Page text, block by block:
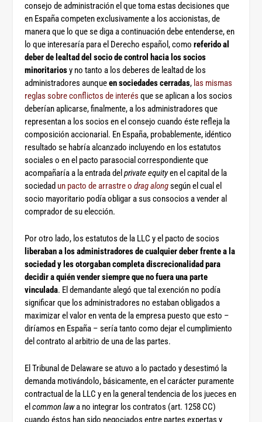
consejo de administración el que toma estas decisiones que
en España competen exclusivamente a los accionistas, de
manera que lo que se diga a continuación debe entenderse, en
lo que interesaría para el Derecho español, comoreferido al
deber de lealtad del socio de control hacia los socios
minoritariosy no tanto a los deberes de lealtad de los
administradores aunqueen sociedades cerradas, las mismas
reglas sobre conflictos de interés que se aplican a los socios
deberían aplicarse, finalmente, a los administradores que
representan a los socios en el consejo cuando éste refleja la
composición accionarial. En España, probablemente, idéntico
resultado se habría alcanzado incluyendo en los estatutos
sociales o en el pacto parasocial correspondiente que
acompañaría a la entrada delprivate equityen el capital de la
sociedad un pacto de arrastre odrag alongsegún el cual el
socio mayoritario podía obligar a sus consocios a vender al
comprador de su elección.
Por otro lado, los estatutos de la LLC y el pacto de socios
liberaban a los administradores de cualquier deber frente a la
sociedad y les otorgaban completa discrecionalidad para
decidir a quién vender siempre que no fuera una parte
vinculada. El demandante alegó que tal exención no podía
significar que los administradores no estaban obligados a
maximizar el valor en venta de la empresa puesto que esto –
diríamos en España – sería tanto como dejar el cumplimiento
del contrato al arbitrio de una de las partes.
El Tribunal de Delaware se atuvo a lo pactado y desestimó la
demanda motivándolo, básicamente, en el carácter puramente
contractual de la LLC y en la general tendencia de los jueces en
elcommon lawa no integrar los contratos (art. 1258 CC)
cuando éstos han sido negociados entre partes expertas y